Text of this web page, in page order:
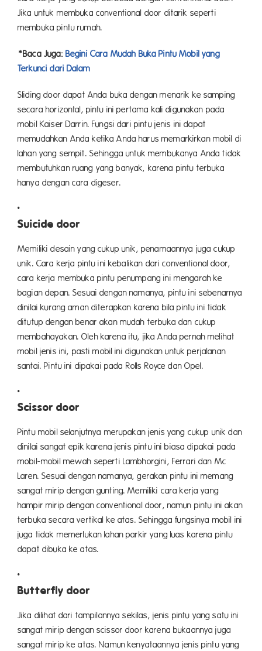
Jika untuk membuka conventional door ditarik seperti
membuka pintu rumah.
*Baca Juga: Begini Cara Mudah Buka Pintu Mobil yang
Terkunci dari Dalam
Sliding door dapat Anda buka dengan menarik ke samping
secara horizontal, pintu ini pertama kali digunakan pada
mobil Kaiser Darrin. Fungsi dari pintu jenis ini dapat
memudahkan Anda ketika Anda harus memarkirkan mobil di
lahan yang sempit. Sehingga untuk membukanya Anda tidak
membutuhkan ruang yang banyak, karena pintu terbuka
hanya dengan cara digeser.
Suicide door
Memiliki desain yang cukup unik, penamaannya juga cukup
unik. Cara kerja pintu ini kebalikan dari conventional door,
cara kerja membuka pintu penumpang ini mengarah ke
bagian depan. Sesuai dengan namanya, pintu ini sebenarnya
dinilai kurang aman diterapkan karena bila pintu ini tidak
ditutup dengan benar akan mudah terbuka dan cukup
membahayakan. Oleh karena itu, jika Anda pernah melihat
mobil jenis ini, pasti mobil ini digunakan untuk perjalanan
santai. Pintu ini dipakai pada Rolls Royce dan Opel.
Scissor door
Pintu mobil selanjutnya merupakan jenis yang cukup unik dan
dinilai sangat epik karena jenis pintu ini biasa dipakai pada
mobil-mobil mewah seperti Lambhorgini, Ferrari dan Mc
Laren. Sesuai dengan namanya, gerakan pintu ini memang
sangat mirip dengan gunting. Memiliki cara kerja yang
hampir mirip dengan conventional door, namun pintu ini akan
terbuka secara vertikal ke atas. Sehingga fungsinya mobil ini
juga tidak memerlukan lahan parkir yang luas karena pintu
dapat dibuka ke atas.
Butterfly door
Jika dilihat dari tampilannya sekilas, jenis pintu yang satu ini
sangat mirip dengan scissor door karena bukaannya juga
sangat mirip ke atas. Namun kenyataannya jenis pintu yang